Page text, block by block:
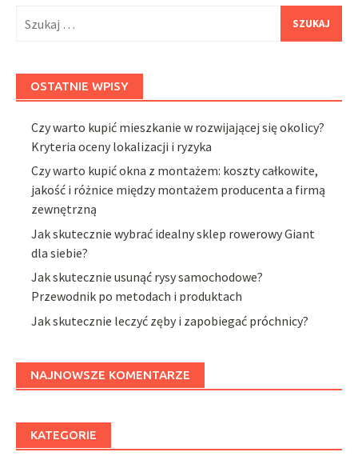
OSTATNIE WPISY
Czy warto kupić mieszkanie w rozwijającej się okolicy?
Kryteria oceny lokalizacji i ryzyka
Czy warto kupić okna z montażem: koszty całkowite,
jakość i różnice między montażem producenta a firmą
zewnętrzną
Jak skutecznie wybrać idealny sklep rowerowy Giant
dla siebie?
Jak skutecznie usunąć rysy samochodowe?
Przewodnik po metodach i produktach
Jak skutecznie leczyć zęby i zapobiegać próchnicy?
NAJNOWSZE KOMENTARZE
KATEGORIE